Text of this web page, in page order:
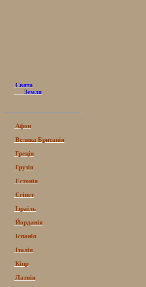
Свята
Земля
Афон
Велика Британія
Греція
Грузія
Естонія
Єгіпет
Ізраїль
Йорданія
Іспанія
Італія
Кіпр
Латвія